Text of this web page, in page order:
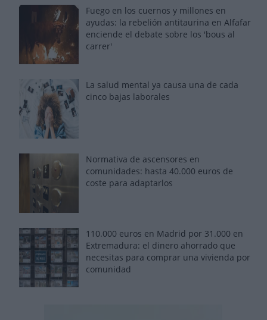
Fuego en los cuernos y millones en
ayudas: la rebelión antitaurina en Alfafar
enciende el debate sobre los 'bous al
carrer'
La salud mental ya causa una de cada
cinco bajas laborales
Normativa de ascensores en
comunidades: hasta 40.000 euros de
coste para adaptarlos
110.000 euros en Madrid por 31.000 en
Extremadura: el dinero ahorrado que
necesitas para comprar una vivienda por
comunidad